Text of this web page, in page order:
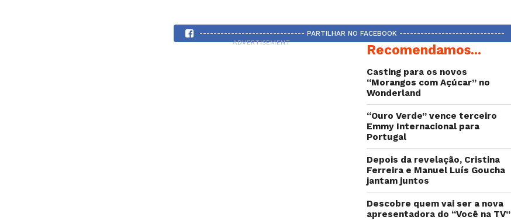
------------------------------ PARTILHAR NO FACEBOOK ------------------------------
ADVERTISEMENT Recomendamos...
Casting para os novos
“Morangos com Açúcar” no
Wonderland
“Ouro Verde” vence terceiro
Emmy Internacional para
Portugal
Depois da revelação, Cristina
Ferreira e Manuel Luís Goucha
jantam juntos
Descobre quem vai ser a nova
apresentadora do “Você na TV”